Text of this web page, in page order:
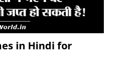
in Hindi for